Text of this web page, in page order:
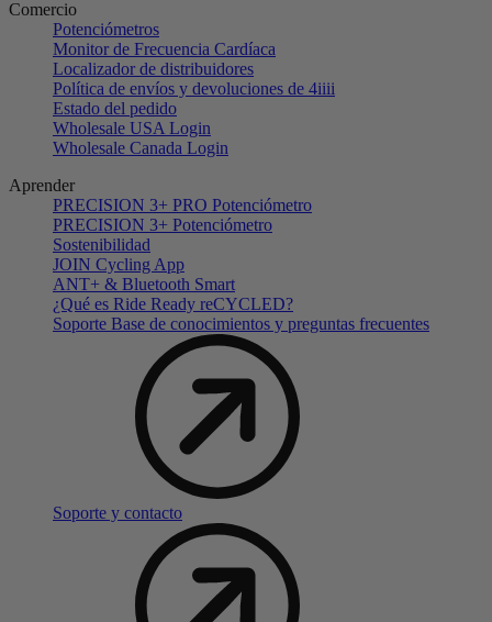
Comercio
Potenciómetros
Monitor de Frecuencia Cardíaca
Localizador de distribuidores
Política de envíos y devoluciones de 4iiii
Estado del pedido
Wholesale USA Login
Wholesale Canada Login
Aprender
PRECISION 3+ PRO Potenciómetro
PRECISION 3+ Potenciómetro
Sostenibilidad
JOIN Cycling App
ANT+ & Bluetooth Smart
¿Qué es Ride Ready reCYCLED?
Soporte Base de conocimientos y preguntas frecuentes
Soporte y contacto